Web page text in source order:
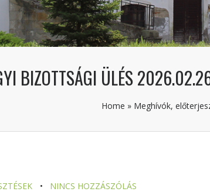
BIZOTTSÁGI ÜLÉS
Home » Meghívók,
NINCS HOZZÁSZÓLÁS